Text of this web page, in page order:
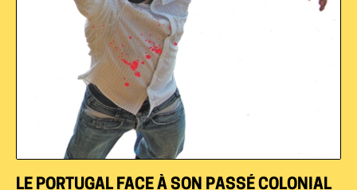
LE PORTUGAL FACE À SON PASSÉ COLONIAL